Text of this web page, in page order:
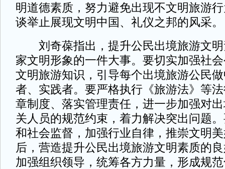
明道德素质，努力避免出现不文明旅游
谈举止展现文明中国、礼仪之邦的风采。
刘奇葆指出，提升公民出境旅游文明
家文明形象的一件大事。要切实加强社
文明旅游知识，引导每个出境旅游公民
者、实践者。要严格执行《旅游法》等
章制度、落实管理责任，进一步加强对
关人员的规范约束，着力解决突出问题
和社会监督，加强行业自律，推崇文明
后，营造提升公民出境旅游文明素质的
加强组织领导，统筹各方力量，形成规